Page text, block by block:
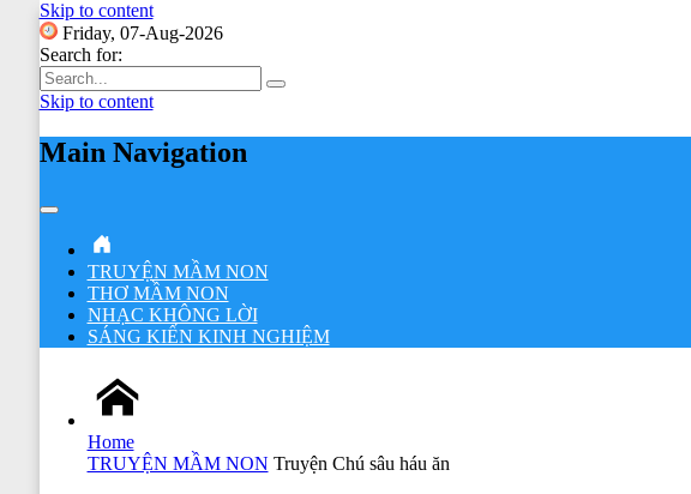
Skip to content
Friday, 07-Aug-2026
Search for:
Skip to content
Main Navigation
TRUYỆN MẦM NON
THƠ MẦM NON
NHẠC KHÔNG LỜI
SÁNG KIẾN KINH NGHIỆM
Home
TRUYỆN MẦM NON Truyện Chú sâu háu ăn